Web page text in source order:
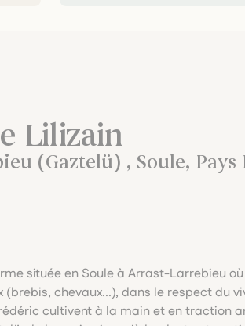
Lilizain
(Gaztelü) , Soule, Pays
située en Soule à Arrast-Larrebieu
chevaux...), dans le respect du
cultivent à la main et en traction